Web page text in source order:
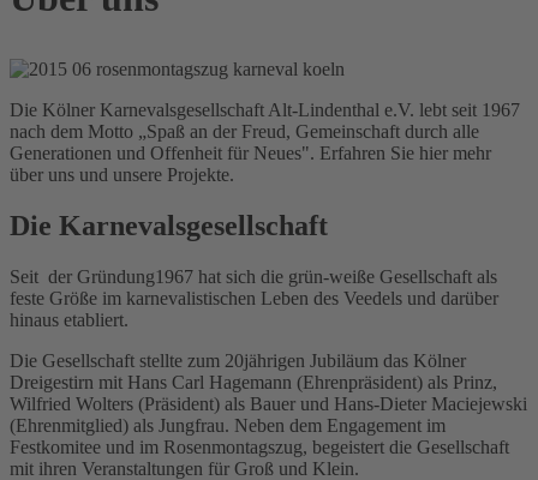
Die Kölner Karnevalsgesellschaft Alt-Lindenthal e.V. lebt seit 1967
nach dem Motto „Spaß an der Freud, Gemeinschaft durch alle
Generationen und Offenheit für Neues". Erfahren Sie hier mehr
über uns und unsere Projekte.
Die Karnevalsgesellschaft
Seit der Gründung1967 hat sich die grün-weiße Gesellschaft als
feste Größe im karnevalistischen Leben des Veedels und darüber
hinaus etabliert.
Die Gesellschaft stellte zum 20jährigen Jubiläum das Kölner
Dreigestirn mit Hans Carl Hagemann (Ehrenpräsident) als Prinz,
Wilfried Wolters (Präsident) als Bauer und Hans-Dieter Maciejewski
(Ehrenmitglied) als Jungfrau. Neben dem Engagement im
Festkomitee und im Rosenmontagszug, begeistert die Gesellschaft
mit ihren Veranstaltungen für Groß und Klein.